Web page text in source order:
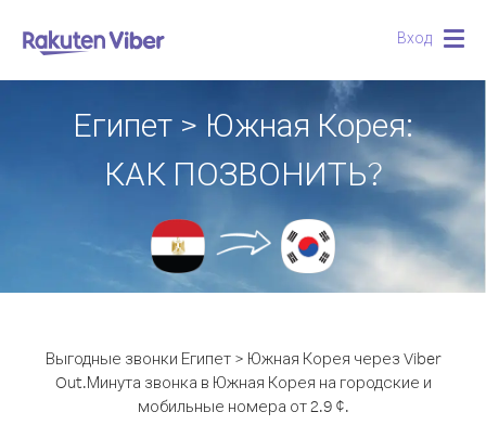
Вход
Египет > Южная Корея:
КАК ПОЗВОНИТЬ?
Выгодные звонки Египет > Южная Корея через Viber
Out.Минута звонка в Южная Корея на городские и
мобильные номера от 2.9 ¢.